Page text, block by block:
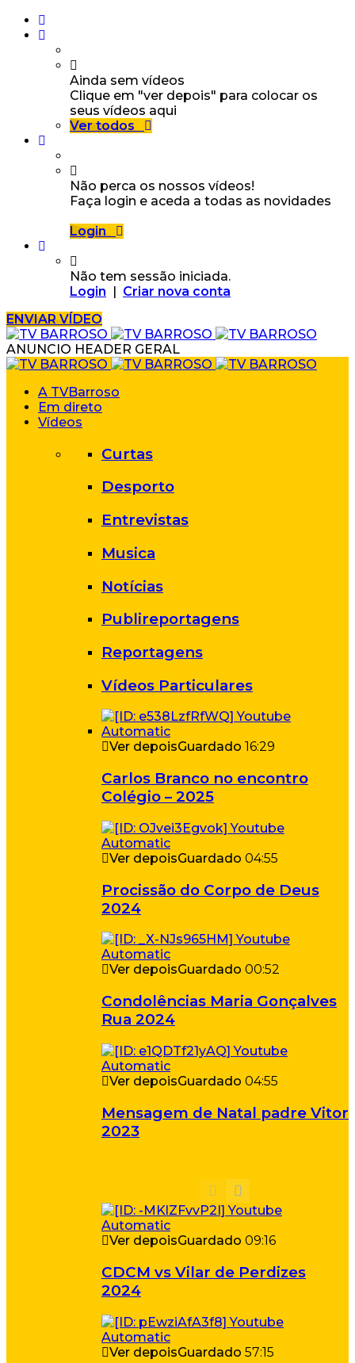
Ainda sem vídeos
Clique em "ver depois" para colocar os
seus vídeos aqui
Ver todos
Não perca os nossos vídeos!
Faça login e aceda a todas as novidades
Login
Não tem sessão iniciada.
Login | Criar nova conta
ENVIAR VÍDEO
ANUNCIO HEADER GERAL
A TVBarroso
Em direto
Vídeos
Curtas
Desporto
Entrevistas
Musica
Notícias
Publireportagens
Reportagens
Vídeos Particulares
Ver depoisGuardado 16:29
Carlos Branco no encontro
Colégio – 2025
Ver depoisGuardado 04:55
Procissão do Corpo de Deus
2024
Ver depoisGuardado 00:52
Condolências Maria Gonçalves
Rua 2024
Ver depoisGuardado 04:55
Mensagem de Natal padre Vitor
2023
Ver depoisGuardado 09:16
CDCM vs Vilar de Perdizes
2024
Ver depoisGuardado 57:15